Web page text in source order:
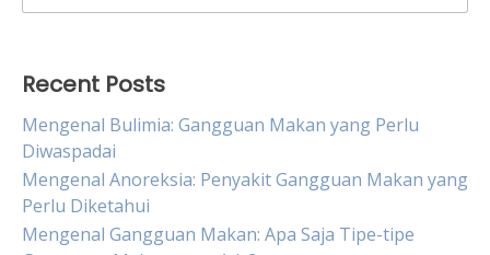
for:
Recent Posts
Mengenal Bulimia: Gangguan Makan yang Perlu
Diwaspadai
Mengenal Anoreksia: Penyakit Gangguan Makan yang
Perlu Diketahui
Mengenal Gangguan Makan: Apa Saja Tipe-tipe